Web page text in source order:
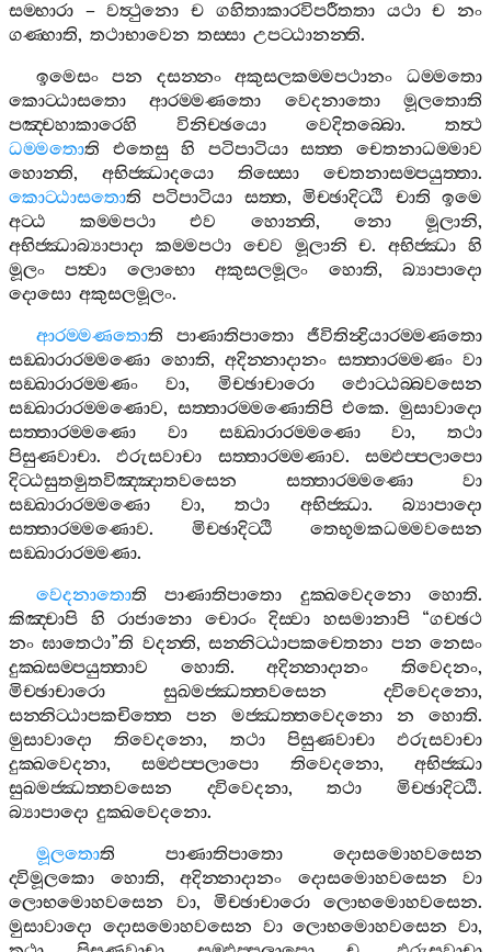
සම‍්භාරා –වත්‍ථුනො ච ගහිතාකාරවිපරීතතා යථා ච නං
ගණ‍්හාති, තථාභාවෙන තස‍්සා උපට‍්ඨානන‍්ති.
ඉමෙසං
පන දසන‍්නං අකුසලකම‍්මපථානං
ධම‍්මතො
කොට‍්ඨාසතො
ආරම‍්මණතො වෙදනාතො
මූලතොති
පඤ‍්චහාකාරෙහි
විනිච‍්ඡයො වෙදිතබ‍්බො. තත්‍ථ
ධම‍්මතොති එතෙසු හි පටිපාටියා සත‍්ත
චෙතනාධම‍්මාව
හොන‍්ති, අභිජ‍්ඣාදයො තිස‍්සො චෙතනාසම‍්පයුත‍්තා.
කොට‍්ඨාසතොති පටිපාටියා සත‍්ත,මිච‍්ඡාදිට‍්ඨි චාති ඉමෙ
අට‍්ඨ
කම‍්මපථා එව හොන‍්ති, නො මූලානි,
අභිජ‍්ඣාබ්‍යාපාදා
කම‍්මපථා චෙව මූලානි ච.අභිජ‍්ඣා හි
මූලං
පත්‍වා ලොභො අකුසලමූලං හොති,බ්‍යාපාදො
දොසො අකුසලමූලං.
ආරම‍්මණතොති පාණාතිපාතො
ජීවිතින්‍ද්‍රියාරම‍්මණතො
සඞ‍්ඛාරාරම‍්මණො හොති, අදින‍්නාදානං සත‍්තාරම‍්මණං වා
සඞ‍්ඛාරාරම‍්මණං
වා, මිච‍්ඡාචාරො
ඵොට‍්ඨබ‍්බවසෙන
සඞ‍්ඛාරාරම‍්මණොව, සත‍්තාරම‍්මණොතිපි එකෙ.මුසාවාදො
සත‍්තාරම‍්මණො
වා සඞ‍්ඛාරාරම‍්මණො වා, තථා
පිසුණවාචා.ඵරුසවාචා සත‍්තාරම‍්මණාව.සම‍්ඵප‍්පලාපො
දිට‍්ඨසුතමුතවිඤ‍්ඤාතවසෙන
සත‍්තාරම‍්මණො
වා
සඞ‍්ඛාරාරම‍්මණො
වා, තථා අභිජ‍්ඣා. බ්‍යාපාදො
සත‍්තාරම‍්මණොව. මිච‍්ඡාදිට‍්ඨි
තෙභූමකධම‍්මවසෙන
සඞ‍්ඛාරාරම‍්මණා.
වෙදනාතොති පාණාතිපාතො දුක‍්ඛවෙදනො හොති.
කිඤ‍්චාපි
හි රාජානො චොරං දිස‍්වා හසමානාපි“ගච‍්ඡථ
නං ඝාතෙථා”ති වදන‍්ති,සන‍්නිට‍්ඨාපකචෙතනා පන නෙසං
දුක‍්ඛසම‍්පයුත‍්තාව
හොති.අදින‍්නාදානං තිවෙදනං,
මිච‍්ඡාචාරො
සුඛමජ‍්ඣත‍්තවසෙන ද‍්විවෙදනො,
සන‍්නිට‍්ඨාපකචිත‍්තෙ
පන මජ‍්ඣත‍්තවෙදනො න හොති.
මුසාවාදො
තිවෙදනො, තථා පිසුණවාචා
ඵරුසවාචා
දුක‍්ඛවෙදනා,සම‍්ඵප‍්පලාපො තිවෙදනො,අභිජ‍්ඣා
සුඛමජ‍්ඣත‍්තවසෙන
ද‍්විවෙදනා,තථා මිච‍්ඡාදිට‍්ඨි.
බ්‍යාපාදො දුක‍්ඛවෙදනො.
මූලතොති පාණාතිපාතො
දොසමොහවසෙන
ද‍්විමූලකො
හොති, අදින‍්නාදානං දොසමොහවසෙන
වා
ලොභමොහවසෙන
වා, මිච‍්ඡාචාරො ලොභමොහවසෙන.
මුසාවාදො දොසමොහවසෙන වා ලොභමොහවසෙන වා,